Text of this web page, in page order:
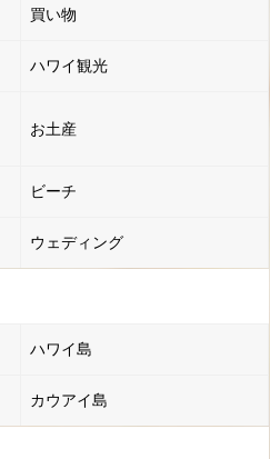
買い物
ハワイ観光
お土産
ビーチ
ウェディング
ハワイ島
カウアイ島